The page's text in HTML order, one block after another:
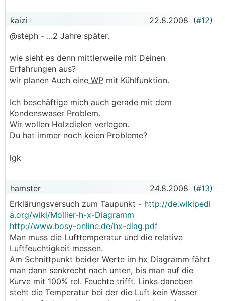
kaizi 22.8.2008 (#12)
@steph - ...2 Jahre später.
wie sieht es denn mittlerweile mit Deinen
Erfahrungen aus?
wir planen Auch eine WP mit Kühlfunktion.
Ich beschäftige mich auch gerade mit dem
Kondenswaser Problem.
Wir wollen Holzdielen verlegen.
Du hat immer noch keien Probleme?
lgk
hamster 24.8.2008 (#13)
Erklärungsversuch zum Taupunkt - http://de.wikipedi
a.org/wiki/Mollier-h-x-Diagramm
http://www.bosy-online.de/hx-diag.pdf
Man muss die Lufttemperatur und die relative
Luftfeuchtigkeit messen.
Am Schnittpunkt beider Werte im hx Diagramm fährt
man dann senkrecht nach unten, bis man auf die
Kurve mit 100% rel. Feuchte trifft. Links daneben
steht die Temperatur bei der die Luft kein Wasser